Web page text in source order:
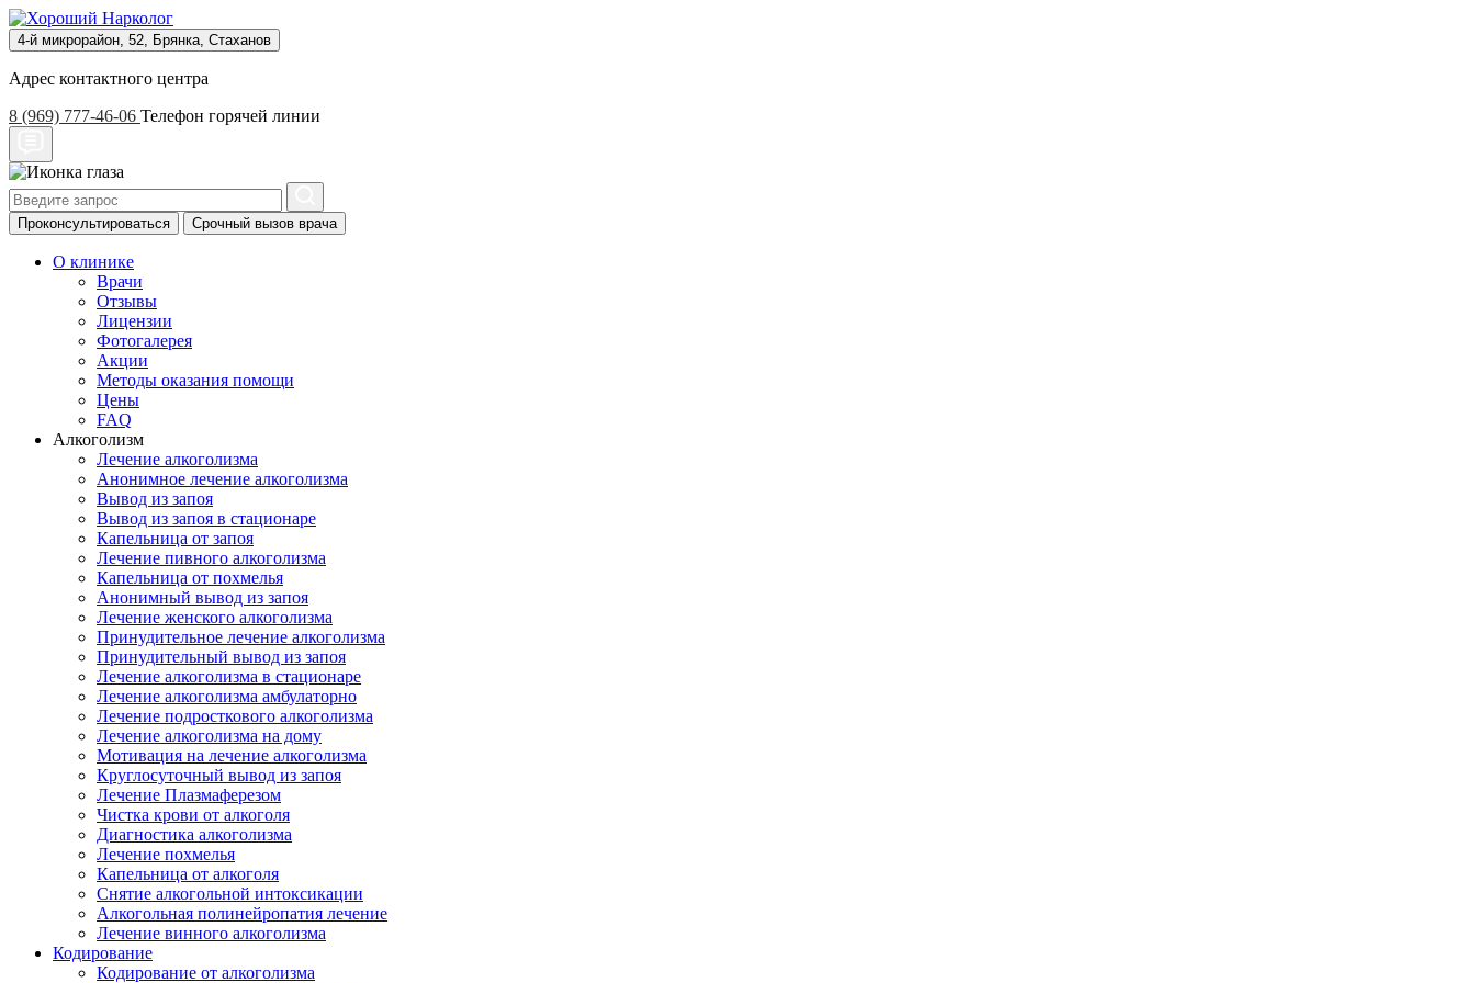
4-й микрорайон, 52, Брянка, Стаханов
Адрес контактного центра
8 (969) 777-46-06 Телефон горячей линии
Проконсультироваться Срочный вызов врача
О клинике
Врачи
Отзывы
Лицензии
Фотогалерея
Акции
Методы оказания помощи
Цены
FAQ
Алкоголизм
Лечение алкоголизма
Анонимное лечение алкоголизма
Вывод из запоя
Вывод из запоя в стационаре
Капельница от запоя
Лечение пивного алкоголизма
Капельница от похмелья
Анонимный вывод из запоя
Лечение женского алкоголизма
Принудительное лечение алкоголизма
Принудительный вывод из запоя
Лечение алкоголизма в стационаре
Лечение алкоголизма амбулаторно
Лечение подросткового алкоголизма
Лечение алкоголизма на дому
Мотивация на лечение алкоголизма
Круглосуточный вывод из запоя
Лечение Плазмаферезом
Чистка крови от алкоголя
Диагностика алкоголизма
Лечение похмелья
Капельница от алкоголя
Снятие алкогольной интоксикации
Алкогольная полинейропатия лечение
Лечение винного алкоголизма
Кодирование
Кодирование от алкоголизма